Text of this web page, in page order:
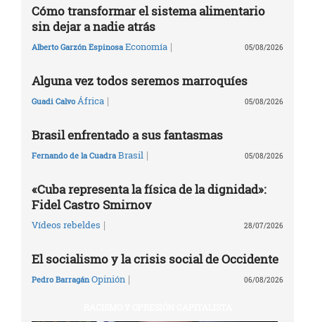
Cómo transformar el sistema alimentario
sin dejar a nadie atrás
Alberto Garzón Espinosa Economía | 05/08/2026
Alguna vez todos seremos marroquíes
Guadi Calvo África | 05/08/2026
Brasil enfrentado a sus fantasmas
Fernando de la Cuadra Brasil | 05/08/2026
«Cuba representa la física de la dignidad»:
Fidel Castro Smirnov
Vídeos rebeldes | 28/07/2026
El socialismo y la crisis social de Occidente
Pedro Barragán Opinión | 06/08/2026